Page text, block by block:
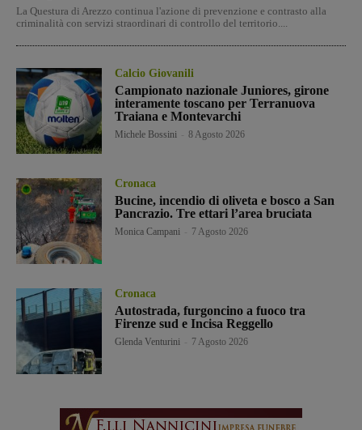
La Questura di Arezzo continua l'azione di prevenzione e contrasto alla
criminalità con servizi straordinari di controllo del territorio....
Calcio Giovanili
Campionato nazionale Juniores, girone
interamente toscano per Terranuova
Traiana e Montevarchi
Michele Bossini 8 Agosto 2026
Cronaca
Bucine, incendio di oliveta e bosco a San
Pancrazio. Tre ettari l’area bruciata
Monica Campani 7 Agosto 2026
Cronaca
Autostrada, furgoncino a fuoco tra
Firenze sud e Incisa Reggello
Glenda Venturini 7 Agosto 2026